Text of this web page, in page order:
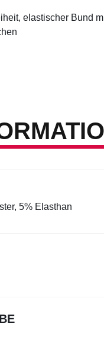
elastischer Bund
5% Elasthan